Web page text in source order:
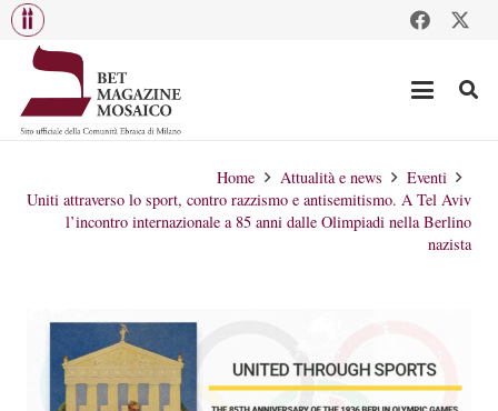
Home Attualità e news
Eventi
Uniti attraverso lo sport, contro razzismo e antisemitismo. A Tel Aviv
l’incontro internazionale a 85 anni dalle Olimpiadi nella Berlino
nazista